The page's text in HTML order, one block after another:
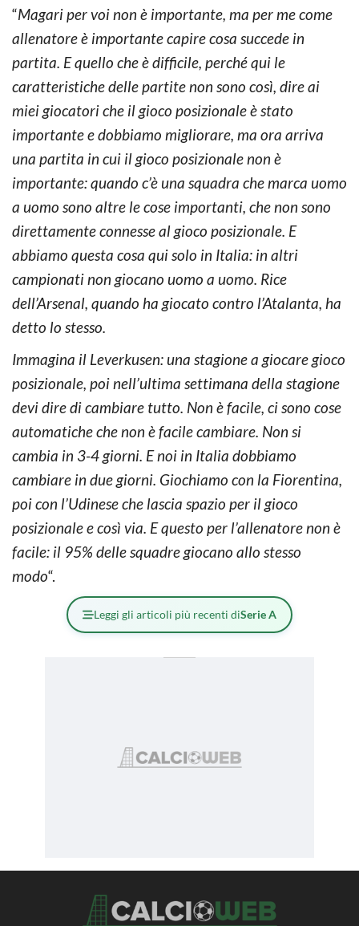
“Magari per voi non è importante, ma per me come
allenatore è importante capire cosa succede in
partita. E quello che è difficile, perché qui le
caratteristiche delle partite non sono così, dire ai
miei giocatori che il gioco posizionale è stato
importante e dobbiamo migliorare, ma ora arriva
una partita in cui il gioco posizionale non è
importante: quando c’è una squadra che marca uomo
a uomo sono altre le cose importanti, che non sono
direttamente connesse al gioco posizionale. E
abbiamo questa cosa qui solo in Italia: in altri
campionati non giocano uomo a uomo. Rice
dell’Arsenal, quando ha giocato contro l’Atalanta, ha
detto lo stesso.
Immagina il Leverkusen: una stagione a giocare gioco
posizionale, poi nell’ultima settimana della stagione
devi dire di cambiare tutto. Non è facile, ci sono cose
automatiche che non è facile cambiare. Non si
cambia in 3-4 giorni. E noi in Italia dobbiamo
cambiare in due giorni. Giochiamo con la Fiorentina,
poi con l’Udinese che lascia spazio per il gioco
posizionale e così via. E questo per l’allenatore non è
facile: il 95% delle squadre giocano allo stesso
modo“.
Leggi gli articoli più recenti diSerie A